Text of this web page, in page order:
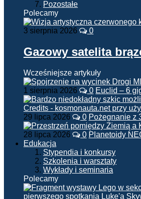
Pozostałe
Polecamy
3 sierpnia 2026 0
Gazowy satelita
Wcześniejsze artykuły
1 sierpnia 2026 0 Euclid – 6
29 lipca 2026 0 Pożegnanie z
28 lipca 2026 0 Planetoidy
Edukacja
Stypendia i konkursy
Szkolenia i warsztaty
Wykłady i seminaria
Polecamy